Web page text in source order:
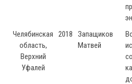
Челябинская
область,
Верхний
Уфалей
2018
Запащиков
Матвей